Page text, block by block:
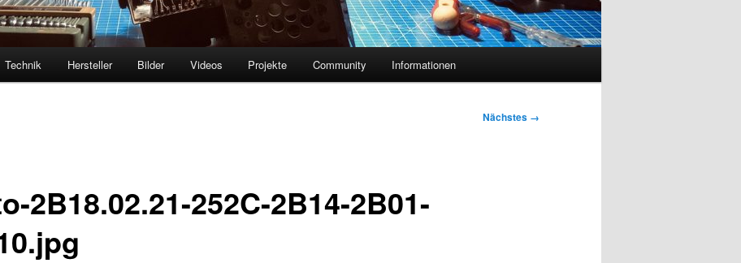
Technik Hersteller Bilder Videos Projekte Community Informationen
Nächstes →
2B18.02.21-252C-2B14-2B01-